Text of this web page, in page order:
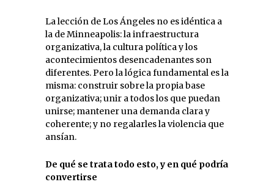
La lección de Los Ángeles no es idéntica a
la de Minneapolis: la infraestructura
organizativa, la cultura política y los
acontecimientos desencadenantes son
diferentes. Pero la lógica fundamental es la
misma: construir sobre la propia base
organizativa; unir a todos los que puedan
unirse; mantener una demanda clara y
coherente; y no regalarles la violencia que
ansían.
De qué se trata todo esto, y en qué podría
convertirse